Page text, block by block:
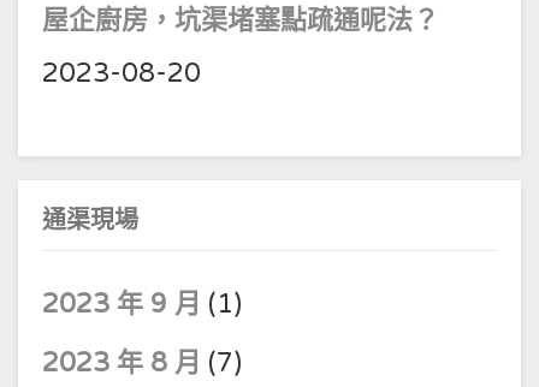
屋企廚房，坑渠堵塞點疏通呢法？
2023-08-20
通渠現場
2023 年 9 月 (1)
2023 年 8 月 (7)